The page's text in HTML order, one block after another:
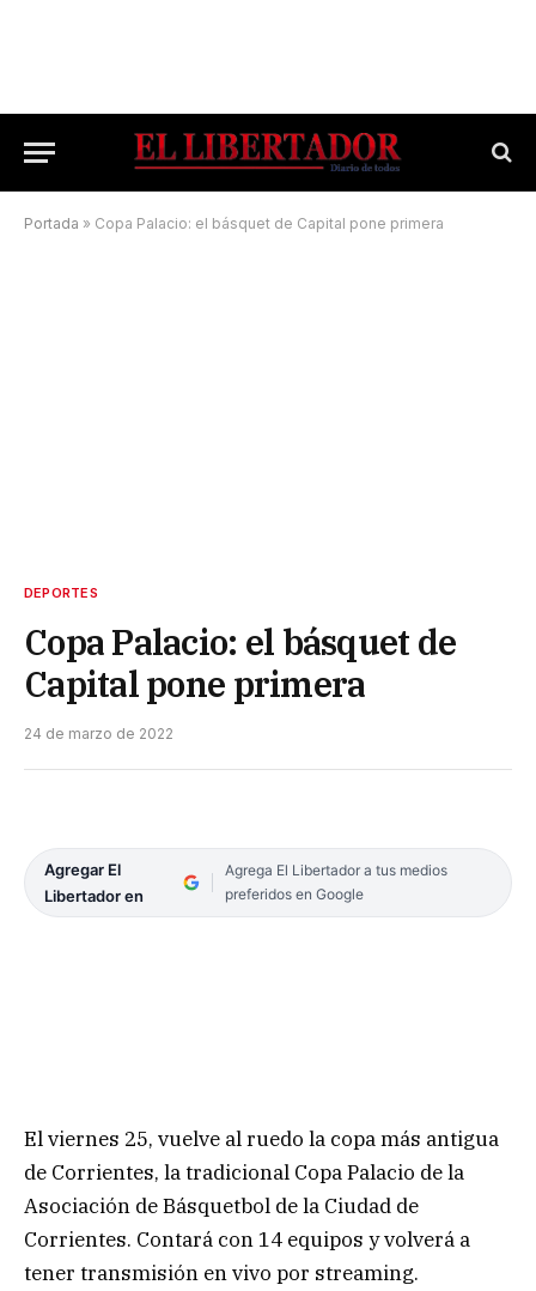
Portada » Copa Palacio: el básquet de Capital pone primera
DEPORTES
Copa Palacio: el básquet de
Capital pone primera
24 de marzo de 2022
Agregar El
Libertador en
Agrega El Libertador a tus medios
preferidos en Google
El viernes 25, vuelve al ruedo la copa más antigua
de Corrientes, la tradicional Copa Palacio de la
Asociación de Básquetbol de la Ciudad de
Corrientes. Contará con 14 equipos y volverá a
tener transmisión en vivo por streaming.